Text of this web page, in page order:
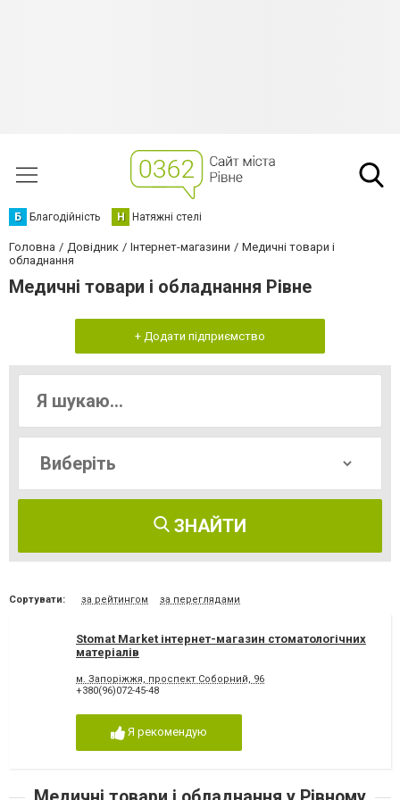
Б Благодійність Н Натяжні стелі
Головна Довідник Інтернет-магазини
Медичні товари і
обладнання
Медичні товари і обладнання Рівне
+ Додати підприємство
ЗНАЙТИ
Сортувати: за рейтингом за переглядами
Stomat Market інтернет-магазин стоматологічних
матеріалів
м. Запоріжжя, проспект Соборний, 96
+380(96)072-45-48
Я рекомендую